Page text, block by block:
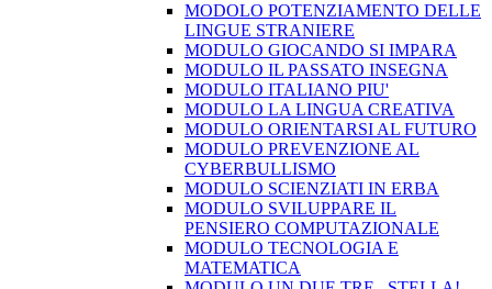
MODOLO POTENZIAMENTO DELLE
LINGUE STRANIERE
MODULO GIOCANDO SI IMPARA
MODULO IL PASSATO INSEGNA
MODULO ITALIANO PIU'
MODULO LA LINGUA CREATIVA
MODULO ORIENTARSI AL FUTURO
MODULO PREVENZIONE AL
CYBERBULLISMO
MODULO SCIENZIATI IN ERBA
MODULO SVILUPPARE IL
PENSIERO COMPUTAZIONALE
MODULO TECNOLOGIA E
MATEMATICA